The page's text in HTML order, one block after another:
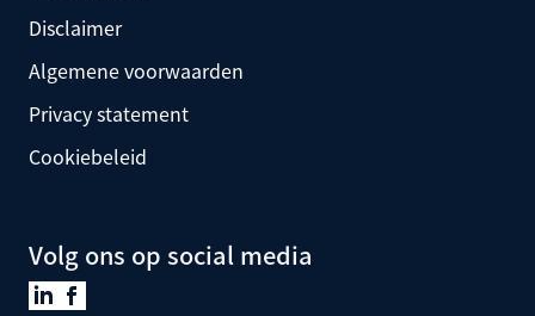
Disclaimer
Algemene voorwaarden
Privacy statement
Cookiebeleid
Volg ons op social media